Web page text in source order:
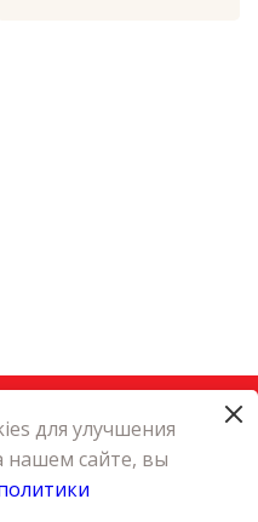
для улучшения
нашем сайте, вы